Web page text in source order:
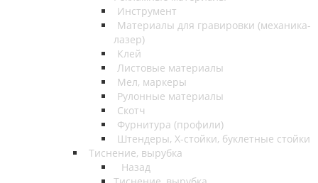
Инструмент
Материалы для гравировки (механика-
лазер)
Клей
Листовые материалы
Мел, маркеры
Рулонные материалы
Скотч
Фурнитура (профили)
Штендеры, Х-стойки, буклетные стойки
Тиснение, вырубка
Назад